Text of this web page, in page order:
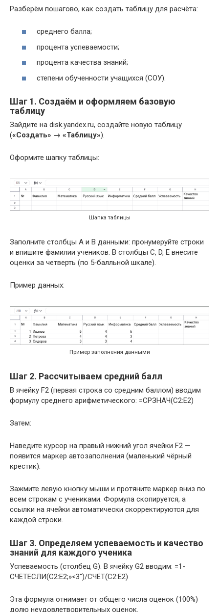
Разберём пошагово, как создать таблицу для расчёта:
среднего балла;
процента успеваемости;
процента качества знаний;
степени обученности учащихся (СОУ).
Шаг 1. Создаём и оформляем базовую
таблицу
Зайдите на disk.yandex.ru, создайте новую таблицу
(«Создать» → «Таблицу»).
Оформите шапку таблицы:
Шапка таблицы
Заполните столбцы A и B данными: пронумеруйте строки
и впишите фамилии учеников. В столбцы C, D, E внесите
оценки за четверть (по 5‑балльной шкале).
Пример данных:
Пример заполнения данными
Шаг 2. Рассчитываем средний балл
В ячейку F2 (первая строка со средним баллом) вводим
формулу среднего арифметического: =СРЗНАЧ(C2:E2)
Затем:
Наведите курсор на правый нижний угол ячейки F2 —
появится маркер автозаполнения (маленький чёрный
крестик).
Зажмите левую кнопку мыши и протяните маркер вниз по
всем строкам с учениками. Формула скопируется, а
ссылки на ячейки автоматически скорректируются для
каждой строки.
Шаг 3. Определяем успеваемость и качество
знаний для каждого ученика
Успеваемость (столбец G). В ячейку G2 вводим: =1-
СЧЁТЕСЛИ(C2:E2;»<3″)/СЧЁТ(C2:E2)
Эта формула отнимает от общего числа оценок (100%)
долю неудовлетворительных оценок.